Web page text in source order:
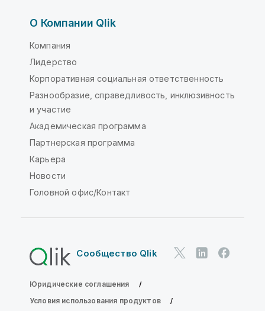
О Компании Qlik
Компания
Лидерство
Корпоративная социальная ответственность
Разнообразие, справедливость, инклюзивность
и участие
Академическая программа
Партнерская программа
Карьера
Новости
Головной офис/Контакт
Сообщество Qlik
Юридические соглашения
Условия использования продуктов